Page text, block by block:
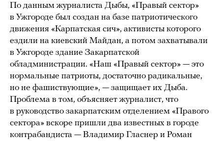
По данным журналиста Дыбы, «Правый сектор»
в Ужгороде был создан на базе патриотического
движения «Карпатская сич», активисты которого
ездили на киевский Майдан, а потом захватывали
в Ужгороде здание Закарпатской
обладминистрации. «Наш «Правый сектор» — это
нормальные патриоты, достаточно радикальные,
но не фашиствующие», — защищает их Дыба.
Проблема в том, объясняет журналист, что
в руководство закарпатским отделением «Правого
сектора» вскоре пришли два известных в городе
контрабандиста — Владимир Гласнер и Роман